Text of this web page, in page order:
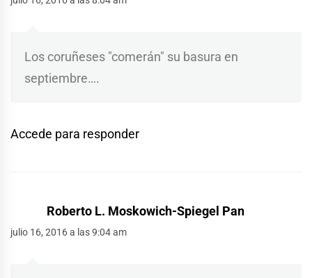
Los coruñeses "comerán" su basura en
septiembre….
Accede para responder
Roberto L. Moskowich-Spiegel Pan
julio 16, 2016 a las 9:04 am